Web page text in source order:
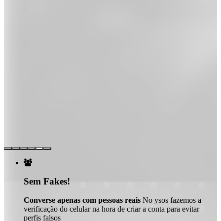

Sem Fakes!
Converse apenas com pessoas reais No ysos fazemos a
verificação do celular na hora de criar a conta para evitar
perfis falsos